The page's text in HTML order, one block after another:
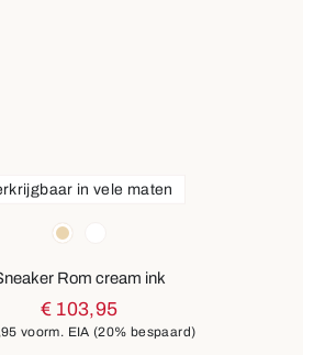
beige
in vele maten
Rom cream ink
€ 103,95
voorm. EIA(20% bespaard)